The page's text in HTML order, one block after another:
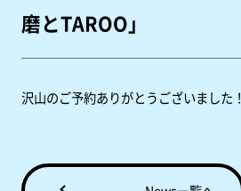
磨とTAROO」
沢山のご予約ありがとうございました！